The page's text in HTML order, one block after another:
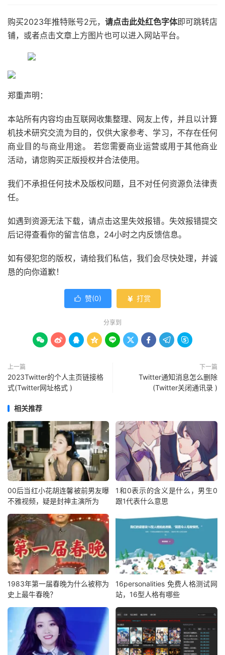
购买2023年推特账号2元， 请点击此处红色字体即可跳转店
铺，或者点击文章上方图片也可以进入网站平台。
郑重声明：
本站所有内容均由互联网收集整理、网友上传，并且以计算
机技术研究交流为目的，仅供大家参考、学习，不存在任何
商业目的与商业用途。 若您需要商业运营或用于其他商业
活动，请您购买正版授权并合法使用。
我们不承担任何技术及版权问题，且不对任何资源负法律责
任。
如遇到资源无法下载，请点击这里失效报错。失效报错提交
后记得查看你的留言信息，24小时之内反馈信息。
如有侵犯您的版权，请给我们私信，我们会尽快处理，并诚
恳的向你道歉！
 赞(0)  打赏
分享到
        
上一篇
2023Twitter的个人主页链接格
式(Twitter网址格式 )
下一篇
Twitter通知消息怎么删除
(Twitter关闭通讯录 )
相关推荐
00后当红小花胡连馨被前男友曝
不雅视频，疑是封神主演所为
1和0表示的含义是什么，男生0
跟1代表什么意思
1983年第一届春晚为什么被称为
史上最牛春晚？
16personalities 免费人格测试网
站，16型人格有哪些